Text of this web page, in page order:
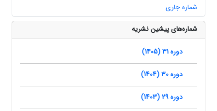
شماره جاری
شماره‌های پیشین نشریه
دوره 31 (1405)
دوره 30 (1404)
دوره 29 (1403)